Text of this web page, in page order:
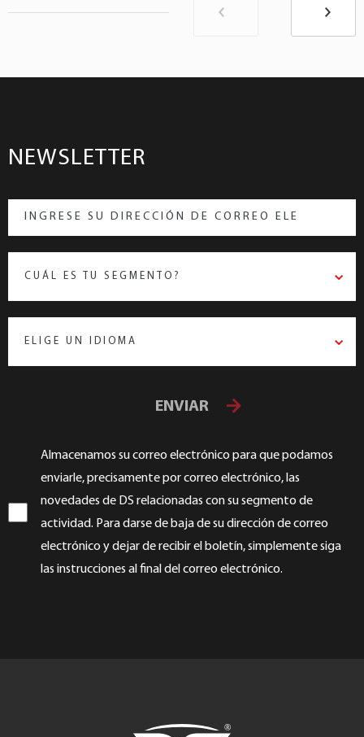
NEWSLETTER
CUÁL ES TU SEGMENTO?
ELIGE UN IDIOMA
ENVIAR
Almacenamos su correo electrónico para que podamos
enviarle, precisamente por correo electrónico, las
novedades de DS relacionadas con su segmento de
actividad. Para darse de baja de su dirección de correo
electrónico y dejar de recibir el boletín, simplemente siga
las instrucciones al final del correo electrónico.